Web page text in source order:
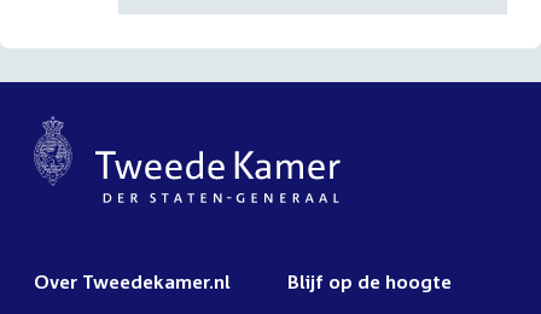
Over Tweedekamer.nl Blijf op de hoogte